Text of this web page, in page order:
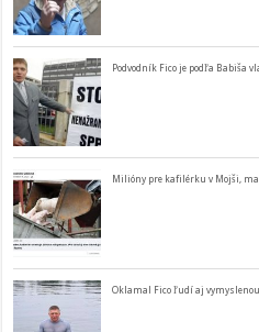
Podvodník Fico je podľa Babiša
Milióny pre kafilérku v Mojši,
Oklamal Fico ľudí aj